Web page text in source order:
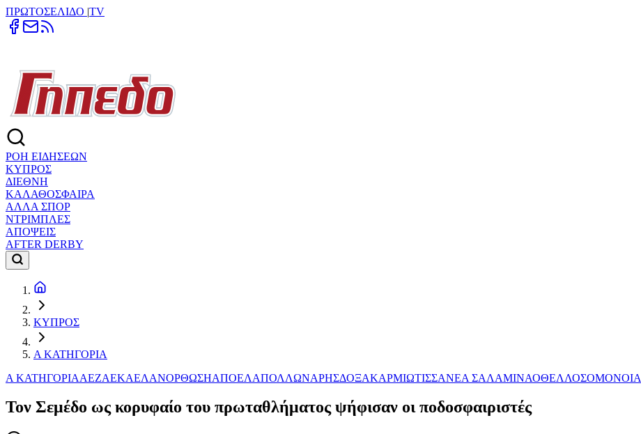
ΠΡΩΤΟΣΕΛΙΔΟ |TV
ΡΟΗ ΕΙΔΗΣΕΩΝ
ΚΥΠΡΟΣ
ΔΙΕΘΝΗ
ΚΑΛΑΘΟΣΦΑΙΡΑ
ΑΛΛΑ ΣΠΟΡ
ΝΤΡΙΜΠΛΕΣ
ΑΠΟΨΕΙΣ
AFTER DERBY
ΚΥΠΡΟΣ
Α ΚΑΤΗΓΟΡΙΑ
Α ΚΑΤΗΓΟΡΙΑAEZΑΕΚΑΕΛΑΝΟΡΘΩΣΗΑΠΟΕΛΑΠΟΛΛΩΝΑΡΗΣΔΟΞΑΚΑΡΜΙΩΤΙΣΣΑΝΕΑ ΣΑΛΑΜΙΝΑΟΘΕΛΛΟΣΟΜΟΝΟΙΑ
Τον Σεμέδο ως κορυφαίο του πρωταθλήματος ψήφισαν οι ποδοσφαιριστές